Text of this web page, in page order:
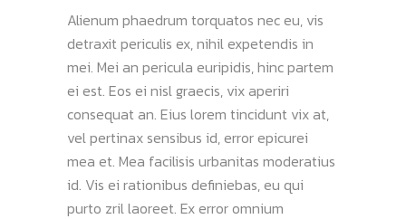
Alienum phaedrum torquatos nec eu, vis
detraxit periculis ex, nihil expetendis in
mei. Mei an pericula euripidis, hinc partem
ei est. Eos ei nisl graecis, vix aperiri
consequat an. Eius lorem tincidunt vix at,
vel pertinax sensibus id, error epicurei
mea et. Mea facilisis urbanitas moderatius
id. Vis ei rationibus definiebas, eu qui
purto zril laoreet. Ex error omnium